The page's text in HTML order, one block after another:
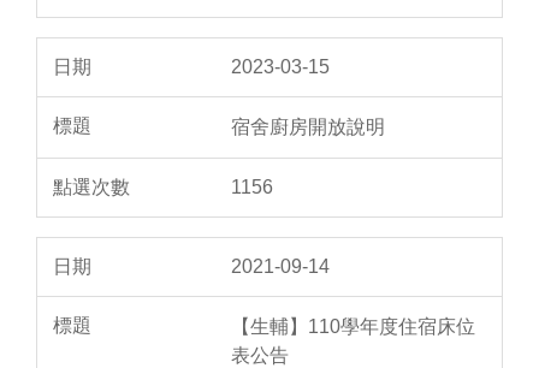
2023-03-15
宿舍廚房開放說明
1156
2021-09-14
【生輔】110學年度住宿床位
表公告